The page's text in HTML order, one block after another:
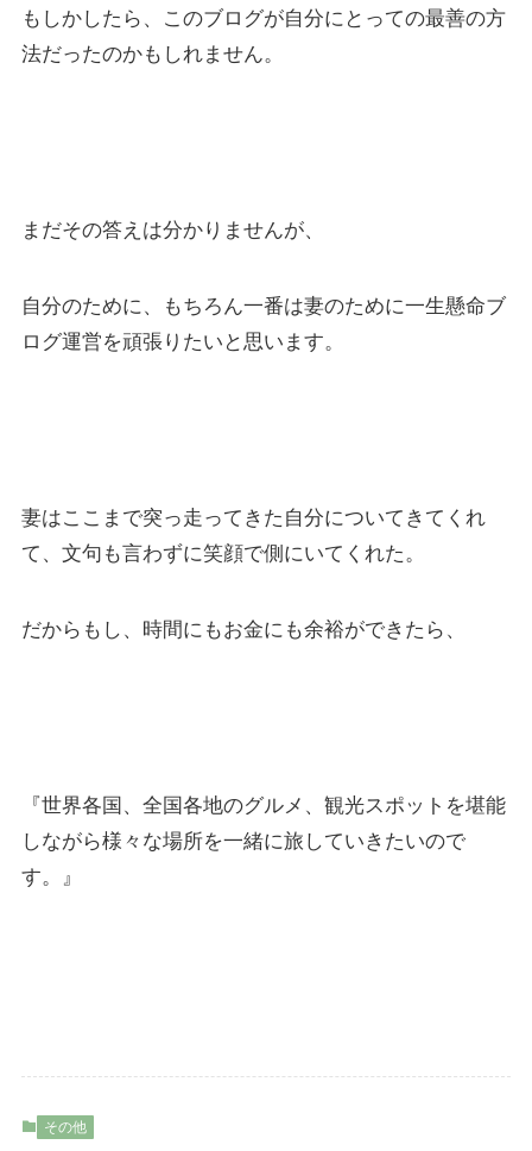
もしかしたら、このブログが自分にとっての最善の方
法だったのかもしれません。
まだその答えは分かりませんが、
自分のために、もちろん一番は妻のために一生懸命ブ
ログ運営を頑張りたいと思います。
妻はここまで突っ走ってきた自分についてきてくれ
て、文句も言わずに笑顔で側にいてくれた。
だからもし、時間にもお金にも余裕ができたら、
『世界各国、全国各地のグルメ、観光スポットを堪能
しながら様々な場所を一緒に旅していきたいので
す。』
その他